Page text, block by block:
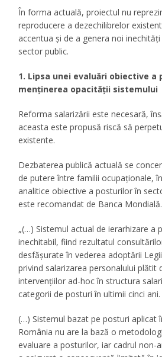
În forma actuală, proiectul nu
reproducere a dezechilibrelor
accentua și de a genera noi
sector public.
1. Lipsa unei evaluări obiective a
menținerea opacității sistemului
Reforma salarizării este necesară,
aceasta este propusă riscă să
existente.
Dezbaterea publică actuală se
de putere între familii ocupaționale,
analitice obiective a posturilor în
este recomandat de Banca Mondială.
„(…) Sistemul actual de ierarhizare a
inechitabil, fiind rezultatul
desfășurate în vederea adoptării
privind salarizarea personalului plătit
intervențiilor ad-hoc în structura
categorii de posturi în ultimii cinci ani.
(…) Sistemul bazat pe posturi aplicat
România nu are la bază o
evaluare a posturilor, iar cadrul non-